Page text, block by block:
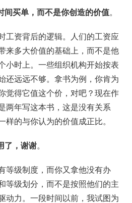
间买单，而不是你创造的价值。
工资背后的逻辑。人们的工资应
来多大价值的基础上，而不是他
小时上。一些组织机构开始按表
还远远不够。拿书为例，你肯为
觉得它值这个价，对吧？现在作
两年写这本书，这是没有关系
样的与你认为的价值成正比。
了，谢谢。
等级制度，而你又拿他没有办
等级划分，而不是按照他们的主
动力。一段时间以前，我试图为